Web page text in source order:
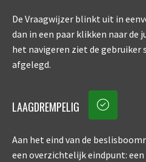
De Vraagwijzer blinkt uit in
dan in een paar klikken naar de
het navigeren ziet de gebruiker
afgelegd.
LAAGDREMPELIG
Aan het eind van de
een overzichtelijk eindpunt: